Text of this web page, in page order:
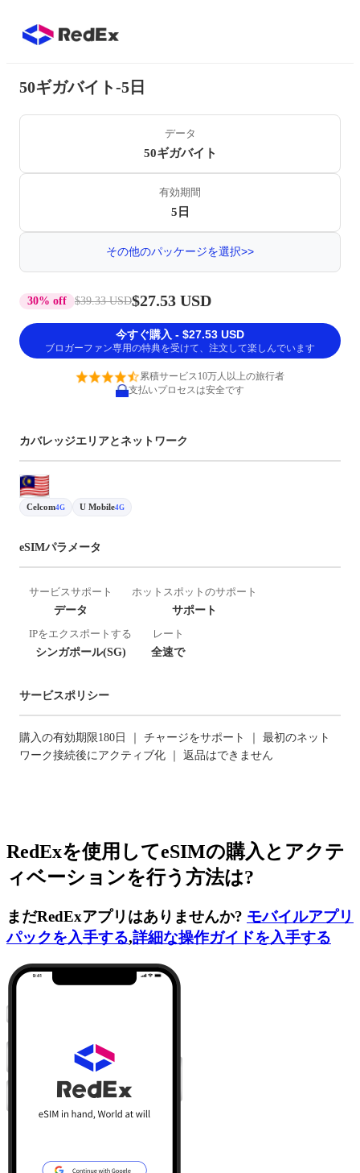
50ギガバイト-5日
データ
50ギガバイト
有効期間
5日
その他のパッケージを選択>>
30% off $39.33 USD$27.53 USD
今すぐ購入 - $27.53 USD
ブロガーファン専用の特典を受けて、注文して楽しんでいます
累積サービス10万人以上の旅行者
支払いプロセスは安全です
カバレッジエリアとネットワーク
Celcom4G U Mobile4G
eSIMパラメータ
サービスサポート
データ
ホットスポットのサポート
サポート
IPをエクスポートする
シンガポール(SG)
レート
全速で
サービスポリシー
購入の有効期限180日 ｜ チャージをサポート ｜ 最初のネット
ワーク接続後にアクティブ化 ｜ 返品はできません
RedExを使用してeSIMの購入とアクテ
ィベーションを行う方法は?
まだRedExアプリはありませんか? モバイルアプリ
パックを入手する,詳細な操作ガイドを入手する